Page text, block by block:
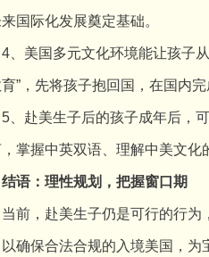
国际化发展奠定基础。
美国多元文化环境能让孩子从
”，先将孩子抱回国，在国内
赴美生子后的孩子成年后，可
掌握中英双语、理解中美文化
结语：理性规划，把握窗口期
，赴美生子仍是可行的行为，
以确保合法合规的入境美国，为